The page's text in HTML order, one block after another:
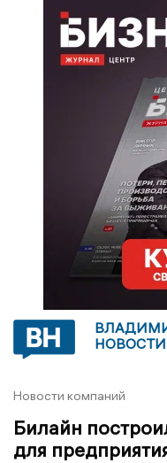
НОВОСТИ
Новости компаний
Билайн
для